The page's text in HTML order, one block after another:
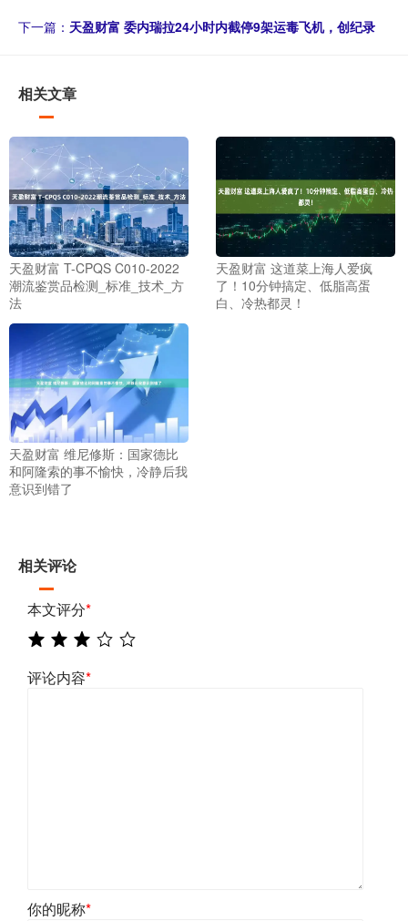
下一篇： 天盈财富 委内瑞拉24小时内截停9架运毒飞机，创纪录
相关文章
天盈财富 T-CPQS C010-2022
潮流鉴赏品检测_标准_技术_方
法
天盈财富 这道菜上海人爱疯
了！10分钟搞定、低脂高蛋
白、冷热都灵！
天盈财富 维尼修斯：国家德比
和阿隆索的事不愉快，冷静后我
意识到错了
相关评论
本文评分*
评论内容*
你的昵称*